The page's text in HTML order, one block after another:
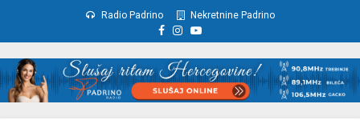
Radio Padrino Nekretnine Padrino
Facebook
Instagram
Youtube